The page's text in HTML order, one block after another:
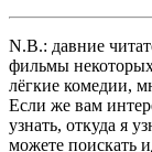
N.B.: давние
фильмы
лёгкие комедии,
Если же вам
узнать, откуда я
можете поискать